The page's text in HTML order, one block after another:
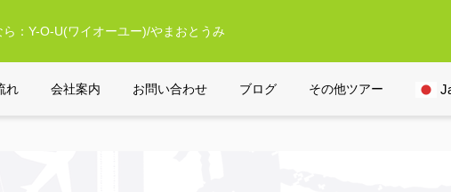
：Y-O-U(ワイオーユー)/やまおとうみ
れ 会社案内 お問い合わせ ブログ その他ツアー
北マケドニア